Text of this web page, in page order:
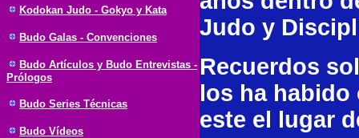
Kodokan Judo - Gokyo y Kata
Budo Galas - Convenciones
Budo Artículos y Budo Entrevistas -
Prólogos
Budo Series Técnicas
Budo Vídeos
Judo y
Recuerdos
los ha habido
este el lugar